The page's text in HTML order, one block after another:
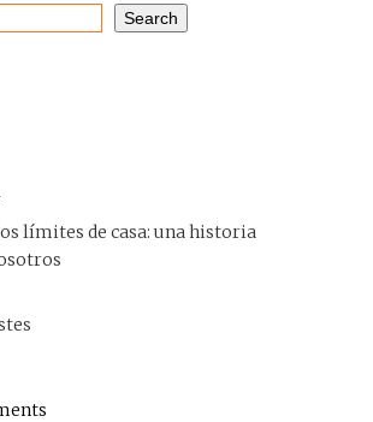
Search
límites de casa: una historia